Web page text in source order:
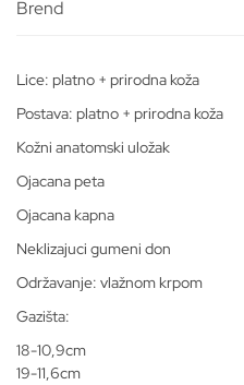
Lice: platno + prirodna koža
Postava: platno + prirodna koža
Kožni anatomski uložak
Ojacana peta
Ojacana kapna
Neklizajuci gumeni don
Održavanje: vlažnom krpom
Gazišta:
18-10,9cm
19-11,6cm